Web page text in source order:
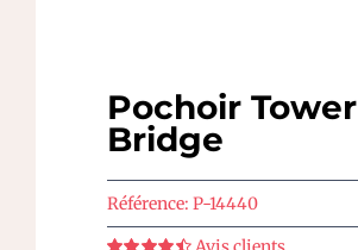
Pochoir Tower
Bridge
Référence: P-14440